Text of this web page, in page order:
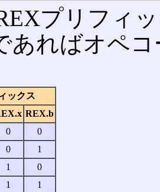
REXプリフィ
あればオペ
ックス
REX.b
0
0
0
1
1
0
1
1